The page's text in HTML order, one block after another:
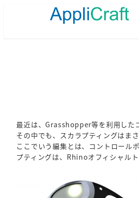
最近は、Grasshopper等を利用した
その中でも、スカラプティングはま
ここでいう編集とは、コントロール
プティングは、Rhinoオフィシャル